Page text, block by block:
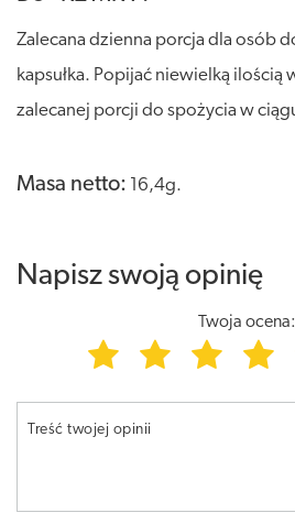
Zalecana dzienna porcja dla osób
kapsułka. Popijać niewielką ilością
zalecanej porcji do spożycia w
Masa netto: 16,4g.
Napisz swoją opinię
Twoja ocena:
Treść twojej opinii